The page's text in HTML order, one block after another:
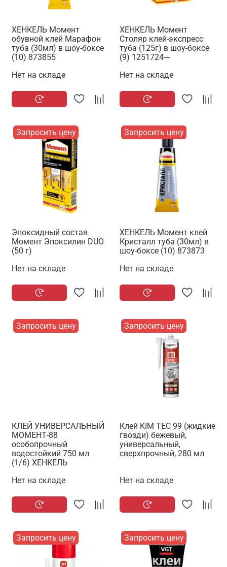
ХЕНКЕЛЬ Момент
обувной клей Марафон
туба (30мл) в шоу-боксе
(10) 873855
Нет на складе
ХЕНКЕЛЬ Момент
Столяр клей-экспресс
туба (125г) в шоу-боксе
(9) 1251724---
Нет на складе
Запросить цену
Эпоксидный состав
Момент Эпоксилин DUO
(50 г)
Нет на складе
Запросить цену
ХЕНКЕЛЬ Момент клей
Кристалл туба (30мл) в
шоу-боксе (10) 873873
Нет на складе
Запросить цену
КЛЕЙ УНИВЕРСАЛЬНЫЙ
МОМЕНТ-88
особопрочный
водостойкий 750 мл
(1/6) ХЕНКЕЛЬ
Нет на складе
Запросить цену
Клей KIM TEC 99 (жидкие
гвозди) бежевый,
универсальный,
сверхпрочный, 280 мл
Нет на складе
Запросить цену Запросить цену